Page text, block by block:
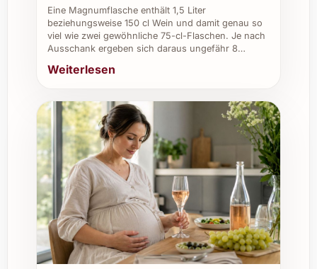
Private Feiern:Verleiht Geburtstags-
oder Familientreffen eine besondere
Atmosphäre.
Weihnachten und Silvester:
Begleitung zu festlichen Mahlzeiten.
Sommerfeste:Erfrischend und edel
zugleich, für genussvolle Stunden im
Freien.
Caterings und Gastronomie:Wertvolle
Ergänzung für das Geschmackserlebnis
Ihrer Gäste und Kunden.
Restaurants und Weinkeller:
Erweiterung der Getränkekarte um
besondere Tropfen und Aromen.
Eine Magnumflasche enthält 1,5 Liter
beziehungsweise 150 cl Wein und damit genau so
viel wie zwei gewöhnliche 75-cl-Flaschen. Je nach
Ausschank ergeben sich daraus ungefähr 8…
Weiterlesen